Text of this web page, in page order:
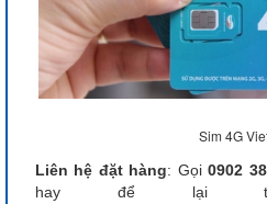
Sim 4G
Liên hệ đặt hàng: Gọi0902
hay để lại